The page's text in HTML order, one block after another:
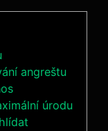
angreštu
úrodu